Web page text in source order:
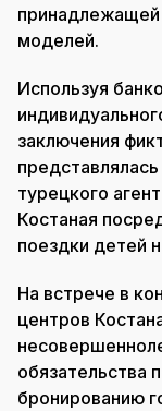
моделей.
Используя
заключения
турецкого
Костаная
поездки детей
На встрече в
центров
обязательства
бронированию